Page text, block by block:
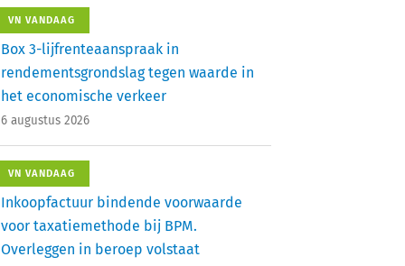
VN VANDAAG
Box 3-lijfrenteaanspraak in
rendementsgrondslag tegen waarde in
het economische verkeer
6 augustus 2026
VN VANDAAG
Inkoopfactuur bindende voorwaarde
voor taxatiemethode bij BPM.
Overleggen in beroep volstaat